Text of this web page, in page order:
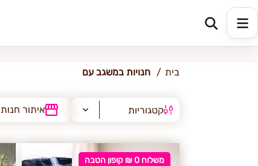
משגב עם
בית חנויות במשגב עם
קטגוריות איתור חנות
משלוח 0 ₪ קופון הטבה